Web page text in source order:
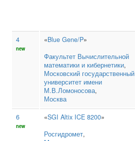
4
new
«Blue Gene/P»
Факультет Вычислительной
математики и кибернетики,
Московский государственный
университет имени
М.В.Ломоносова,
Москва
6
new
«SGI Altix ICE 8200»
Росгидромет,